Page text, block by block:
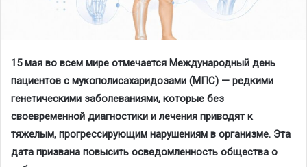
15 мая во всем мире отмечается Международный день
пациентов с мукополисахаридозами (МПС) — редкими
генетическими заболеваниями, которые без
своевременной диагностики и лечения приводят к
тяжелым, прогрессирующим нарушениям в организме. Эта
дата призвана повысить осведомленность общества о